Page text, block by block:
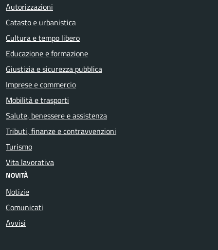
Autorizzazioni
Catasto e urbanistica
Cultura e tempo libero
Educazione e formazione
Giustizia e sicurezza pubblica
Imprese e commercio
Mobilità e trasporti
Salute, benessere e assistenza
Tributi, finanze e contravvenzioni
Turismo
Vita lavorativa
NOVITÀ
Notizie
Comunicati
Avvisi